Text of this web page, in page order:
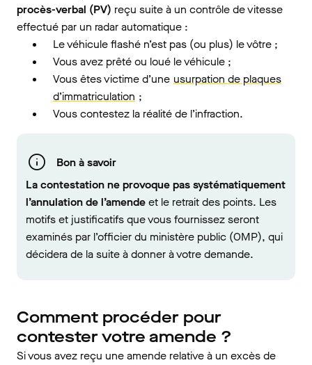
procès-verbal (PV) reçu suite à un contrôle de vitesse
effectué par un radar automatique :
Le véhicule flashé n’est pas (ou plus) le vôtre ;
Vous avez prêté ou loué le véhicule ;
Vous êtes victime d’une usurpation de plaques
d’immatriculation ;
Vous contestez la réalité de l’infraction.
Bon à savoir
La contestation ne provoque pas systématiquement
l’annulation de l’amendeet le retrait des points. Les
motifs et justificatifs que vous fournissez seront
examinés par l’officier du ministère public (OMP), qui
décidera de la suite à donner à votre demande.
Comment procéder pour
contester votre amende ?
Si vous avez reçu une amende relative à un excès de